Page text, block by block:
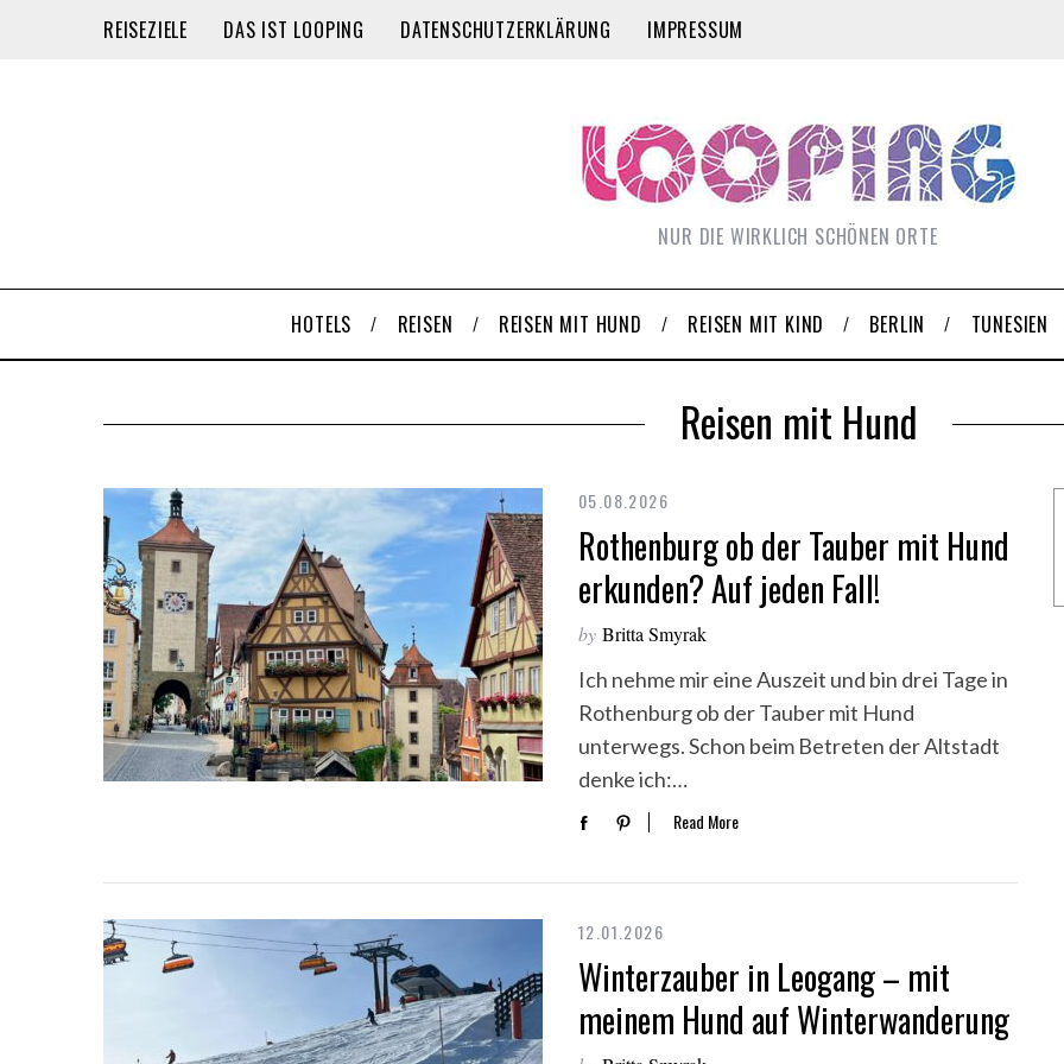
REISEZIELE DAS IST LOOPING DATENSCHUTZERKLÄRUNG IMPRESSUM
NUR DIE WIRKLICH SCHÖNEN ORTE
HOTELS REISEN REISEN MIT HUND REISEN MIT KIND BERLIN TUNESIEN
Reisen mit Hund
05.08.2026
Rothenburg ob der Tauber mit Hund
erkunden? Auf jeden Fall!
by Britta Smyrak
Ich nehme mir eine Auszeit und bin drei Tage in
Rothenburg ob der Tauber mit Hund
unterwegs. Schon beim Betreten der Altstadt
denke ich:…
Read More
12.01.2026
Winterzauber in Leogang – mit
meinem Hund auf Winterwanderung